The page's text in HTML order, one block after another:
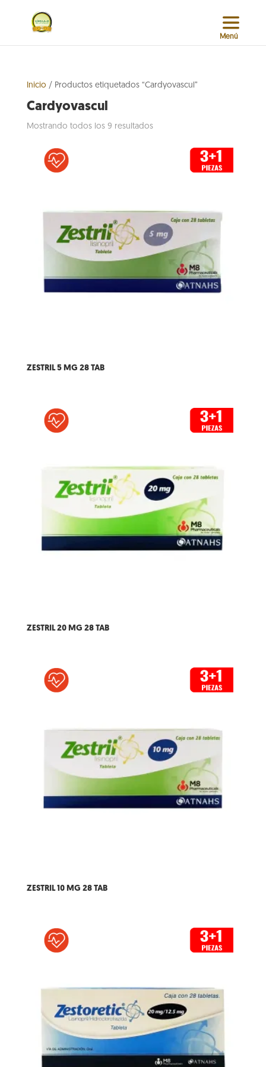
Inicio / Productos etiquetados “Cardyovascul”
Cardyovascul
Mostrando todos los 9 resultadosSorted
popularity
ZESTRIL 5 MG 28 TAB
ZESTRIL 20 MG 28 TAB
ZESTRIL 10 MG 28 TAB